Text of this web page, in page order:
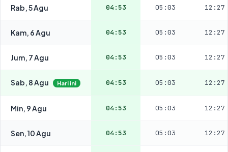
Rab, 5 Agu 04:53 05:03 12:27
Kam, 6 Agu 04:53 05:03 12:27
Jum, 7 Agu 04:53 05:03 12:27
Sab, 8 Agu Hari ini 04:53 05:03 12:27
Min, 9 Agu 04:53 05:03 12:27
Sen, 10 Agu 04:53 05:03 12:27